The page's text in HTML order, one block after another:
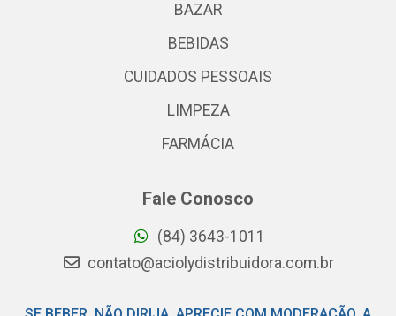
BAZAR
BEBIDAS
CUIDADOS PESSOAIS
LIMPEZA
FARMÁCIA
Fale Conosco
(84) 3643-1011
contato@aciolydistribuidora.com.br